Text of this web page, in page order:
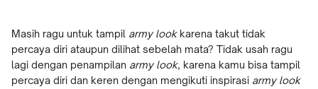
Masih ragu untuk tampil army lookkarena takut tidak
percaya diri ataupun dilihat sebelah mata? Tidak usah ragu
lagi dengan penampilan army look, karena kamu bisa tampil
percaya diri dan keren dengan mengikuti inspirasi army look